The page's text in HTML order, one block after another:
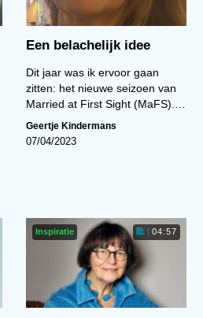
Een belachelijk idee
Dit jaar was ik ervoor gaan
zitten: het nieuwe seizoen van
Married at First Sight (MaFS).…
Geertje Kindermans
07/04/2023
Inspiratie 04:57